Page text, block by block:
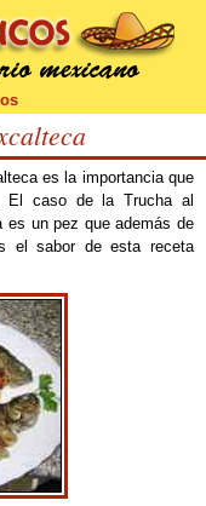
es la importancia que
El caso de la Trucha al
es un pez que además de
el sabor de esta receta